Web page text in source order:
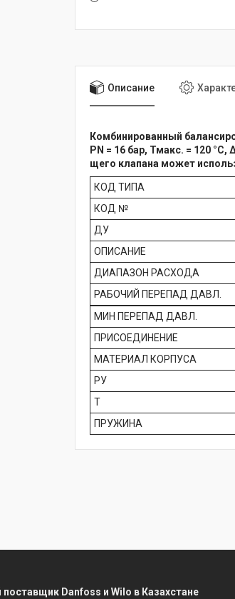
Описание
Комбинированный
PN = 16 бар, Тмакс. = 120
щего клапана может
КОД ТИПА
КОД №
ДУ
ОПИСАНИЕ
ДИАПАЗОН РАСХОДА
РАБОЧИЙ ПЕРЕПАД ДАВЛ.
МИН ПЕРЕПАД ДАВЛ.
ПРИСОЕДИНЕНИЕ
МАТЕРИАЛ КОРПУСА
РУ
Т
ПРУЖИНА
Danfoss и Wilo в Казахстане